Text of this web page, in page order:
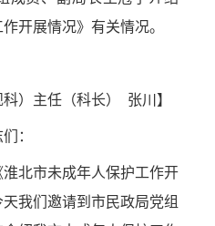
开展情况》有关情况。
科）主任（科长） 张川】
：
北市未成年人保护工作开
我们邀请到市民政局党组